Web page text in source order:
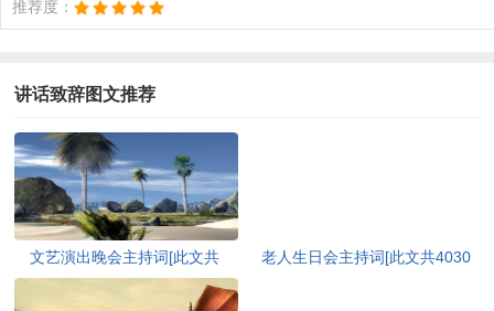
推荐度：
讲话致辞图文推荐
文艺演出晚会主持词[此文共
老人生日会主持词[此文共4030